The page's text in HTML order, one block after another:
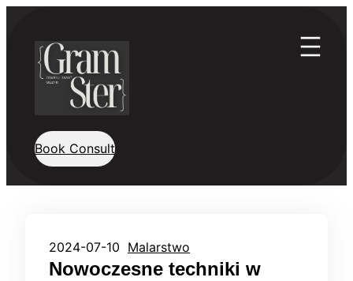
Book Consult
2024-07-10 Malarstwo
Nowoczesne techniki w